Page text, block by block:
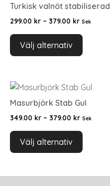
Turkisk valnöt stabiliserad
299.00 kr – 379.00 kr Sek
Välj alternativ
Masurbjörk Stab Gul
349.00 kr – 379.00 kr Sek
Välj alternativ